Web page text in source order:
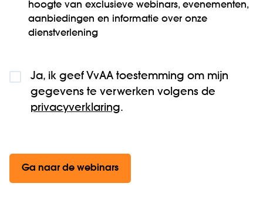
hoogte van exclusieve webinars, evenementen,
aanbiedingen en informatie over onze
dienstverlening
Ja, ik geef VvAA toestemming om mijn
gegevens te verwerken volgens de
privacyverklaring.
Ga naar de webinars